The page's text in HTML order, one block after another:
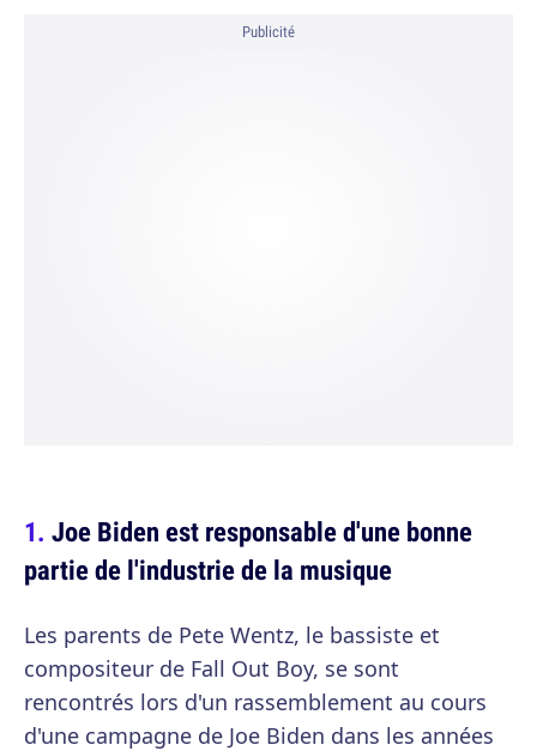
Publicité
Joe Biden est responsable d'une bonne
partie de l'industrie de la musique
Les parents de Pete Wentz, le bassiste et
compositeur de Fall Out Boy, se sont
rencontrés lors d'un rassemblement au cours
d'une campagne de Joe Biden dans les années